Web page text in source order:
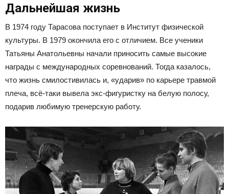
Дальнейшая жизнь
В 1974 году Тарасова поступает в Институт физической
культуры. В 1979 окончила его с отличием. Все ученики
Татьяны Анатольевны начали приносить самые высокие
награды с международных соревнований. Тогда казалось,
что жизнь смилостивилась и, «ударив» по карьере травмой
плеча, всё-таки вывела экс-фигуристку на белую полосу,
подарив любимую тренерскую работу.